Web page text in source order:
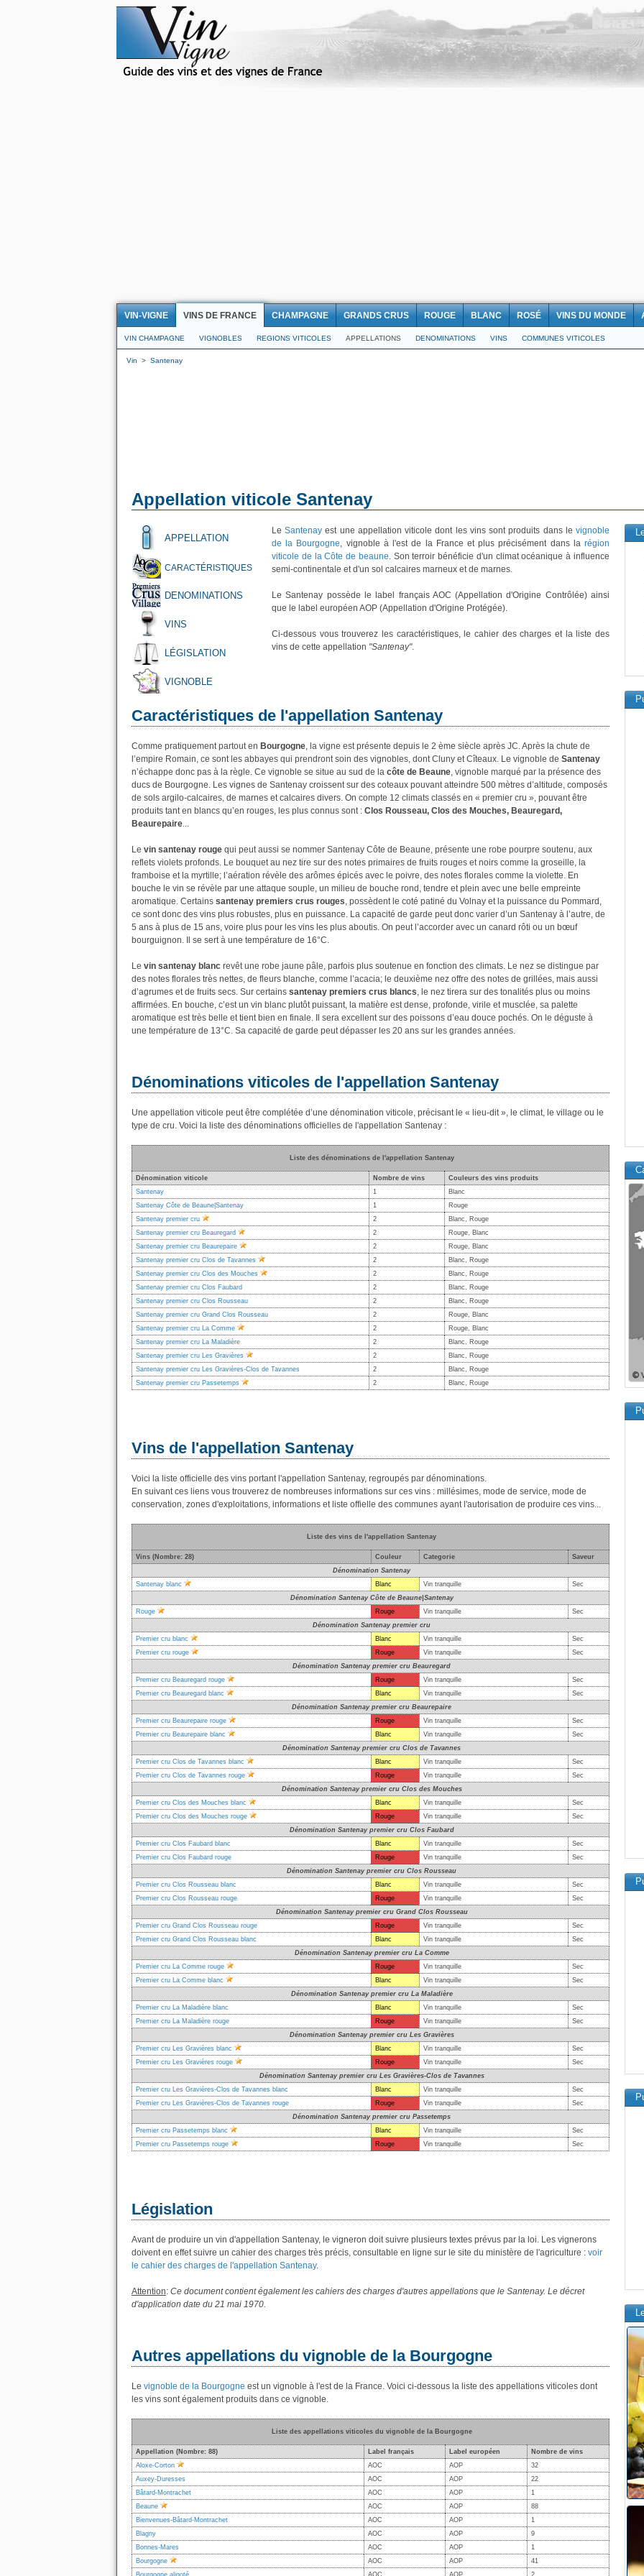
VIN-VIGNE VINS DE FRANCE CHAMPAGNE GRANDS CRUS ROUGE BLANC ROSÉ VINS DU MONDE
VIN CHAMPAGNE VIGNOBLES REGIONS VITICOLES APPELLATIONS DENOMINATIONS VINS COMMUNES VITICOLES
Vin > Santenay
Appellation viticole Santenay
APPELLATION
CARACTÉRISTIQUES
DENOMINATIONS
VINS
LÉGISLATION
VIGNOBLE
LeSantenay est une appellation viticole dont les vins sont produits dans levignoble
de la Bourgogne, vignoble à l'est de la France et plus précisément dans larégion
viticole de la Côte de beaune. Son terroir bénéficie d'un climat océanique à influence
semi-continentale et d'un sol calcaires marneux et de marnes.
Le Santenay possède le label français AOC (Appellation d'Origine Contrôlée) ainsi
que le label européen AOP (Appellation d'Origine Protégée).
Ci-dessous vous trouverez les caractéristiques, le cahier des charges et la liste des
vins de cette appellation "Santenay".
Caractéristiques de l'appellation Santenay
Comme pratiquement partout en Bourgogne, la vigne est présente depuis le 2 ème siècle après JC. Après la chute de
l’empire Romain, ce sont les abbayes qui prendront soin des vignobles, dont Cluny et Cîteaux. Le vignoble de Santenay
n’échappe donc pas à la règle. Ce vignoble se situe au sud de la côte de Beaune, vignoble marqué par la présence des
ducs de Bourgogne. Les vignes de Santenay croissent sur des coteaux pouvant atteindre 500 mètres d’altitude, composés
de sols argilo-calcaires, de marnes et calcaires divers. On compte 12 climats classés en « premier cru », pouvant être
produits tant en blancs qu’en rouges, les plus connus sont : Clos Rousseau, Clos des Mouches, Beauregard,
Beaurepaire...
Le vin santenay rouge qui peut aussi se nommer Santenay Côte de Beaune, présente une robe pourpre soutenu, aux
reflets violets profonds. Le bouquet au nez tire sur des notes primaires de fruits rouges et noirs comme la groseille, la
framboise et la myrtille; l’aération révèle des arômes épicés avec le poivre, des notes florales comme la violette. En
bouche le vin se révèle par une attaque souple, un milieu de bouche rond, tendre et plein avec une belle empreinte
aromatique. Certains santenay premiers crus rouges, possèdent le coté patiné du Volnay et la puissance du Pommard,
ce sont donc des vins plus robustes, plus en puissance. La capacité de garde peut donc varier d’un Santenay à l’autre, de
5 ans à plus de 15 ans, voire plus pour les vins les plus aboutis. On peut l’accorder avec un canard rôti ou un bœuf
bourguignon. Il se sert à une température de 16°C.
Le vin santenay blanc revêt une robe jaune pâle, parfois plus soutenue en fonction des climats. Le nez se distingue par
des notes florales très nettes, de fleurs blanche, comme l’acacia; le deuxième nez offre des notes de grillées, mais aussi
d’agrumes et de fruits secs. Sur certains santenay premiers crus blancs, le nez tirera sur des tonalités plus ou moins
affirmées. En bouche, c’est un vin blanc plutôt puissant, la matière est dense, profonde, virile et musclée, sa palette
aromatique est très belle et tient bien en finale. Il sera excellent sur des poissons d’eau douce pochés. On le déguste à
une température de 13°C. Sa capacité de garde peut dépasser les 20 ans sur les grandes années.
Dénominations viticoles de l'appellation Santenay
Une appellation viticole peut être complétée d’une dénomination viticole, précisant le « lieu-dit », le climat, le village ou le
type de cru. Voici la liste des dénominations officielles de l'appellation Santenay :
Liste des dénominations de l'appellation Santenay
Dénomination viticole Nombre de vins
Couleurs des vins produits
Santenay
1
Blanc
Santenay Côte de Beaune|Santenay
1
Rouge
Santenay premier cru
2
Blanc, Rouge
Santenay premier cru Beauregard
2
Rouge, Blanc
Santenay premier cru Beaurepaire
2
Rouge, Blanc
Santenay premier cru Clos de Tavannes
2
Blanc, Rouge
Santenay premier cru Clos des Mouches
2
Blanc, Rouge
Santenay premier cru Clos Faubard
2
Blanc, Rouge
Santenay premier cru Clos Rousseau
2
Blanc, Rouge
Santenay premier cru Grand Clos Rousseau
2
Rouge, Blanc
Santenay premier cru La Comme
2
Rouge, Blanc
Santenay premier cru La Maladière
2
Blanc, Rouge
Santenay premier cru Les Gravières
2
Blanc, Rouge
Santenay premier cru Les Gravières-Clos de Tavannes
2
Blanc, Rouge
Santenay premier cru Passetemps
2 Blanc, Rouge
Vins de l'appellation Santenay
Voici la liste officielle des vins portant l'appellation Santenay, regroupés par dénominations.
En suivant ces liens vous trouverez de nombreuses informations sur ces vins : millésimes, mode de service, mode de
conservation, zones d'exploitations, informations et liste offielle des communes ayant l'autorisation de produire ces vins...
Liste des vins de l'appellation Santenay
Vins (Nombre: 28) Couleur Categorie
Saveur
Dénomination Santenay
Santenay blanc
Blanc Vin tranquille
Sec
Dénomination Santenay Côte de Beaune|Santenay
Rouge
Rouge Vin tranquille
Sec
Dénomination Santenay premier cru
Premier cru blanc
Blanc Vin tranquille
Sec
Premier cru rouge
Rouge Vin tranquille
Sec
Dénomination Santenay premier cru Beauregard
Premier cru Beauregard rouge
Rouge Vin tranquille
Sec
Premier cru Beauregard blanc
Blanc Vin tranquille
Sec
Dénomination Santenay premier cru Beaurepaire
Premier cru Beaurepaire rouge
Rouge Vin tranquille
Sec
Premier cru Beaurepaire blanc
Blanc Vin tranquille
Sec
Dénomination Santenay premier cru Clos de Tavannes
Premier cru Clos de Tavannes blanc
Blanc Vin tranquille
Sec
Premier cru Clos de Tavannes rouge
Rouge Vin tranquille
Sec
Dénomination Santenay premier cru Clos des Mouches
Premier cru Clos des Mouches blanc
Blanc Vin tranquille
Sec
Premier cru Clos des Mouches rouge
Rouge Vin tranquille
Sec
Dénomination Santenay premier cru Clos Faubard
Premier cru Clos Faubard blanc
Blanc Vin tranquille
Sec
Premier cru Clos Faubard rouge
Rouge Vin tranquille
Sec
Dénomination Santenay premier cru Clos Rousseau
Premier cru Clos Rousseau blanc
Blanc Vin tranquille
Sec
Premier cru Clos Rousseau rouge
Rouge Vin tranquille
Sec
Dénomination Santenay premier cru Grand Clos Rousseau
Premier cru Grand Clos Rousseau rouge
Rouge Vin tranquille
Sec
Premier cru Grand Clos Rousseau blanc
Blanc Vin tranquille
Sec
Dénomination Santenay premier cru La Comme
Premier cru La Comme rouge
Rouge Vin tranquille
Sec
Premier cru La Comme blanc
Blanc Vin tranquille
Sec
Dénomination Santenay premier cru La Maladière
Premier cru La Maladière blanc
Blanc Vin tranquille
Sec
Premier cru La Maladière rouge
Rouge Vin tranquille
Sec
Dénomination Santenay premier cru Les Gravières
Premier cru Les Gravières blanc
Blanc Vin tranquille
Sec
Premier cru Les Gravières rouge
Rouge Vin tranquille
Sec
Dénomination Santenay premier cru Les Gravières-Clos de Tavannes
Premier cru Les Gravières-Clos de Tavannes blanc
Blanc Vin tranquille
Sec
Premier cru Les Gravières-Clos de Tavannes rouge
Rouge Vin tranquille
Sec
Dénomination Santenay premier cru Passetemps
Premier cru Passetemps blanc
Blanc Vin tranquille
Sec
Premier cru Passetemps rouge
Rouge Vin tranquille Sec
Législation
Avant de produire un vin d'appellation Santenay, le vigneron doit suivre plusieurs textes prévus par la loi. Les vignerons
doivent en effet suivre un cahier des charges très précis, consultable en ligne sur le site du ministère de l'agriculture : voir
le cahier des charges de l'appellation Santenay.
Attention: Ce document contient également les cahiers des charges d'autres appellations que le Santenay. Le décret
d'application date du 21 mai 1970.
Autres appellations du vignoble de la Bourgogne
Le vignoble de la Bourgogne est un vignoble à l'est de la France. Voici ci-dessous la liste des appellations viticoles dont
les vins sont également produits dans ce vignoble.
Liste des appellations viticoles du vignoble de la Bourgogne
Appellation (Nombre: 88) Label français Label européen
Nombre de vins
Aloxe-Corton
AOC AOP
32
Auxey-Duresses
AOC AOP
22
Bâtard-Montrachet
AOC AOP
1
Beaune
AOC AOP
88
Bienvenues-Bâtard-Montrachet
AOC AOP
1
Blagny
AOC AOP
9
Bonnes-Mares
AOC AOP
1
Bourgogne
AOC AOP
41
Bourgogne aligoté
AOC AOP 2